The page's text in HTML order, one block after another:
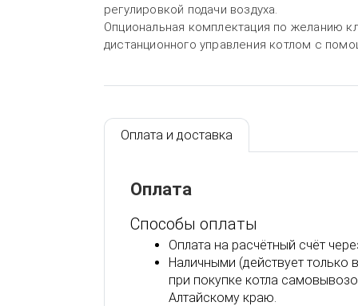
регулировкой подачи воздуха.
Опциональная комплектация по желанию
дистанционного управления котлом с
Оплата и доставка
Оплата
Способы оплаты
Оплата на расчётный счёт
Наличными (действует
при покупке котла
Алтайскому краю.